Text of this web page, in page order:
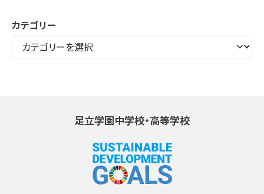
カテゴリー
足立学園中学校・高等学校